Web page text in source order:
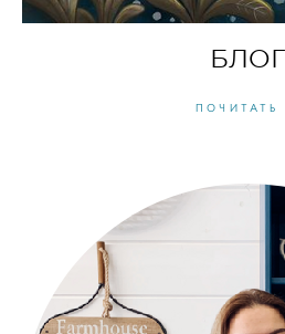
БЛОГ
ПОЧИТАТЬ